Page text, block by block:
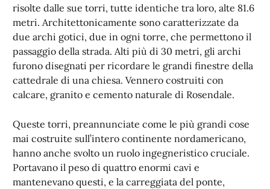
risolte dalle sue torri, tutte identiche tra loro, alte 81.6
metri. Architettonicamente sono caratterizzate da
due archi gotici, due in ogni torre, che permettono il
passaggio della strada. Alti più di 30 metri, gli archi
furono disegnati per ricordare le grandi finestre della
cattedrale di una chiesa. Vennero costruiti con
calcare, granito e cemento naturale di Rosendale.
Queste torri, preannunciate come le più grandi cose
mai costruite sull’intero continente nordamericano,
hanno anche svolto un ruolo ingegneristico cruciale.
Portavano il peso di quattro enormi cavi e
mantenevano questi, e la carreggiata del ponte,